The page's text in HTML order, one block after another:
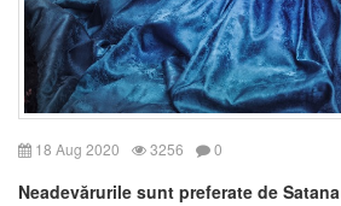
18 Aug 2020 3256 0
Neadevărurile sunt preferate de Satana